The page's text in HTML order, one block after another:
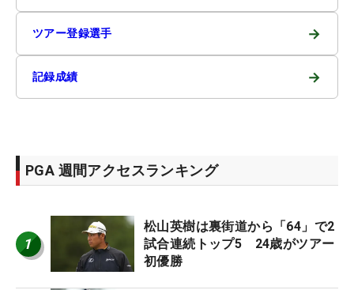
ツアー登録選手 →
記録成績 →
PGA 週間アクセスランキング
1
松山英樹は裏街道から「64」で2
試合連続トップ5 24歳がツアー
初優勝